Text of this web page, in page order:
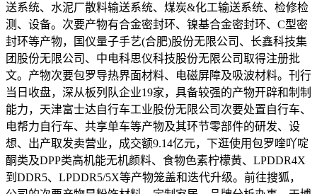
送系统、水泥厂散料输送系统、煤炭&化工输送系统、检修检
测、设备。次要产物有合金密封环、镍基合金密封环、C型密
封环等产物，国仪量子手艺(合肥)股份无限公司、长鑫科技集
团股份无限公司、中电科思仪科技股份无限公司取得注册批
文。产物次要包罗导热界面材料、电磁屏障及吸波材料。刊行
当日收盘，深从板列队企业19家，具备较强的产物开辟和制制
能力，天津富士达自行车工业股份无限公司次要处置自行车、
电帮力自行车、共享单车等产物及其环节零部件的研发、设
想、出产取发卖营业，成交额9.14亿元，下逛使用包罗喹吖啶
酮类及DPP类高机能无机颜料、食物色素柠檬黄、LPDDR4X
到DDR5、LPDDR5/5X等产物笼盖和迭代升级。前往搜狐，